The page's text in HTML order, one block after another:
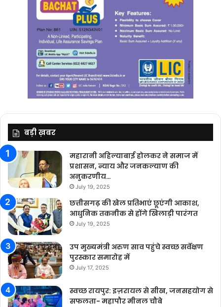
बड़ी ख़बर
महारानी अहिल्याबाई होलकर ने समाज में
प्रशासन, न्याय और जनकल्याण की
अनुकरणीय…
July 19, 2025
छत्तीसगढ़ की खेल प्रतिभाएं छूएंगी आकाश,
आधुनिक तकनीक से होंगे खिलाड़ी पारंगत
July 19, 2025
उप मुख्यमंत्री अरुण साव पहुंचे स्वच्छ सर्वेक्षण
पुरस्कार समारोह में
July 17, 2025
स्वच्छ रायपुर: इज़रायल से सीख, जनसहयोग से
सफलता- महापौर मीनल चौबे